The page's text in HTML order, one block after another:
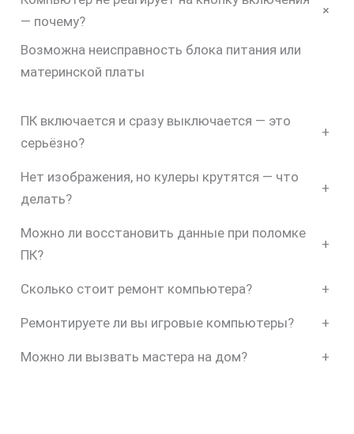
— почему?
+
Возможна неисправность блока питания или
материнской платы
ПК включается и сразу выключается — это
серьёзно?
+
Нет изображения, но кулеры крутятся — что
делать?
+
Можно ли восстановить данные при поломке
ПК?
+
Сколько стоит ремонт компьютера? +
Ремонтируете ли вы игровые компьютеры? +
Можно ли вызвать мастера на дом? +